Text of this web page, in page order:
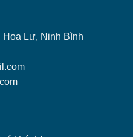
Hoa Lư, Ninh Bình